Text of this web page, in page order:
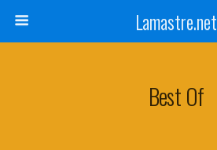
Lamastre.net
Best Of